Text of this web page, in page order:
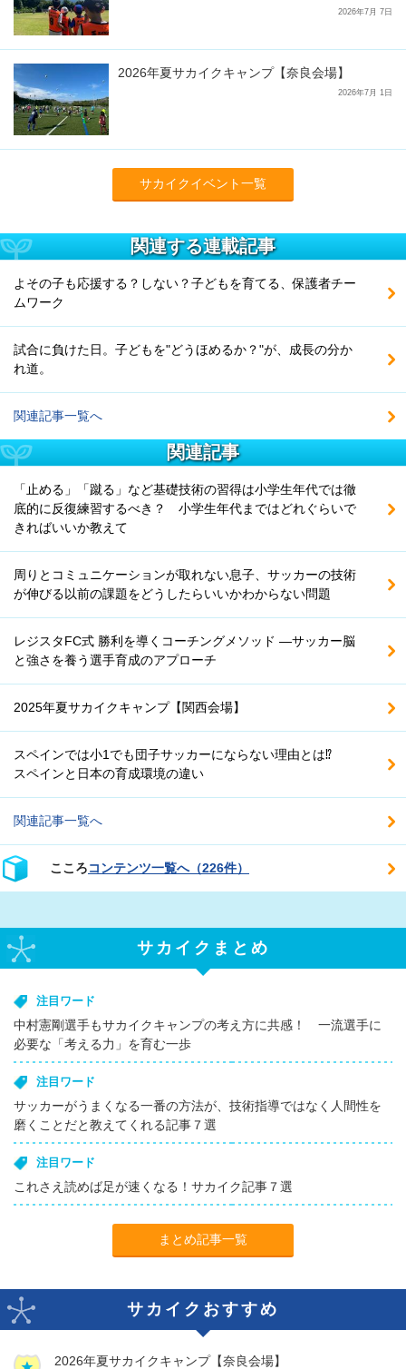
2026年7月 7日
2026年夏サカイクキャンプ【奈良会場】
2026年7月 1日
サカイクイベント一覧
関連する連載記事
よその子も応援する？しない？子どもを育てる、保護者チー
ムワーク
試合に負けた日。子どもを"どうほめるか？"が、成長の分か
れ道。
関連記事一覧へ
関連記事
「止める」「蹴る」など基礎技術の習得は小学生年代では徹
底的に反復練習するべき？ 小学生年代まではどれぐらいで
きればいいか教えて
周りとコミュニケーションが取れない息子、サッカーの技術
が伸びる以前の課題をどうしたらいいかわからない問題
レジスタFC式 勝利を導くコーチングメソッド ―サッカー脳
と強さを養う選手育成のアプローチ
2025年夏サカイクキャンプ【関西会場】
スペインでは小1でも団子サッカーにならない理由とは⁉
スペインと日本の育成環境の違い
関連記事一覧へ
こころコンテンツ一覧へ（226件）
サカイクまとめ
注目ワード
中村憲剛選手もサカイクキャンプの考え方に共感！ 一流選手に
必要な「考える力」を育む一歩
注目ワード
サッカーがうまくなる一番の方法が、技術指導ではなく人間性を
磨くことだと教えてくれる記事７選
注目ワード
これさえ読めば足が速くなる！サカイク記事７選
まとめ記事一覧
サカイクおすすめ
2026年夏サカイクキャンプ【奈良会場】